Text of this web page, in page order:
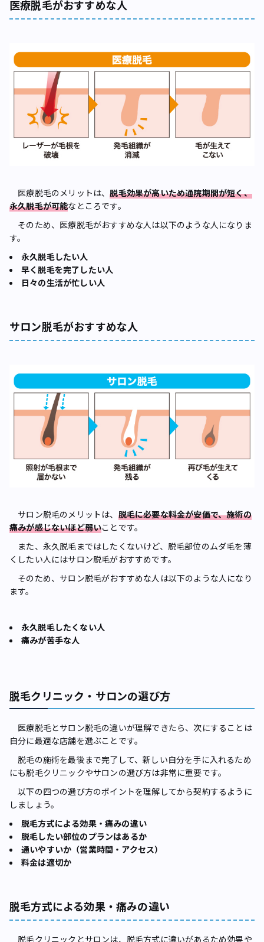
医療脱毛がおすすめな人
医療脱毛のメリットは、脱毛効果が高いため通院期間が短く、
永久脱毛が可能なところです。
そのため、医療脱毛がおすすめな人は以下のような人になりま
す。
永久脱毛したい人
早く脱毛を完了したい人
日々の生活が忙しい人
サロン脱毛がおすすめな人
サロン脱毛のメリットは、 脱毛に必要な料金が安価で、施術の
痛みが感じないほど弱いことです。
また、永久脱毛まではしたくないけど、脱毛部位のムダ毛を薄
くしたい人にはサロン脱毛がおすすめです。
そのため、サロン脱毛がおすすめな人は以下のような人になり
ます。
永久脱毛したくない人
痛みが苦手な人
脱毛クリニック・サロンの選び方
医療脱毛とサロン脱毛の違いが理解できたら、次にすることは
自分に最適な店舗を選ぶことです。
脱毛の施術を最後まで完了して、新しい自分を手に入れるため
にも脱毛クリニックやサロンの選び方は非常に重要です。
以下の四つの選び方のポイントを理解してから契約するように
しましょう。
脱毛方式による効果・痛みの違い
脱毛したい部位のプランはあるか
通いやすいか（営業時間・アクセス）
料金は適切か
脱毛方式による効果・痛みの違い
脱毛クリニックとサロンは、脱毛方式に違いがあるため効果や